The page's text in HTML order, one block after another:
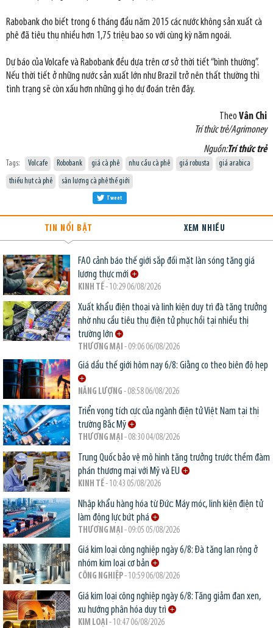
Rabobank cho biết trong 6 tháng đầu năm 2015 các nước không sản xuất cà
phê đã tiêu thụ nhiều hơn 1,75 triệu bao so với cùng kỳ năm ngoái.
Dự báo của Volcafe và Rabobank đều dựa trên cơ sở thời tiết “bình thường”.
Nếu thời tiết ở những nước sản xuất lớn như Brazil trở nên thất thường thì
tình trạng sẽ còn xấu hơn những gì họ dự đoán trên đây.
Theo Vân Chi
Trí thức trẻ/Agrimoney
Nguồn:Trí thức trẻ
Tags: Volcafe Robobank giá cà phê nhu cầu cà phê giá robusta
giá arabica
thiếu hụt cà phê
sản lượng cà phê thế giới
Tweet
TIN NỔI BẬT XEM NHIỀU
FAO cảnh báo thế giới sắp đối mặt làn sóng tăng giá
lương thực mới
KINH TẾ- 10:29 06/08/2026
Xuất khẩu điện thoại và linh kiện duy trì đà tăng trưởng
nhờ nhu cầu tiêu thụ điện tử phục hồi tại nhiều thị
trường lớn
THƯƠNG MẠI - 09:06 06/08/2026
Giá dầu thế giới hôm nay 6/8: Giằng co theo biên độ hẹp
NĂNG LƯỢNG - 08:58 06/08/2026
Triển vọng tích cực của ngành điện tử Việt Nam tại thị
trường Bắc Mỹ
THƯƠNG MẠI - 08:30 04/08/2026
Trung Quốc bảo vệ mô hình tăng trưởng trước thềm đàm
phán thương mại với Mỹ và EU
KINH TẾ- 10:43 05/08/2026
Nhập khẩu hàng hóa từ Đức: Máy móc, linh kiện điện tử
làm động lực bứt phá
THƯƠNG MẠI - 09:05 05/08/2026
Giá kim loại công nghiệp ngày 6/8: Đà tăng lan rộng ở
nhóm kim loại cơ bản
CÔNG NGHIỆP- 10:59 06/08/2026
Giá kim loại công nghiệp ngày 6/8: Tăng giảm đan xen,
xu hướng phân hóa duy trì
KIM LOẠI - 10:47 06/08/2026